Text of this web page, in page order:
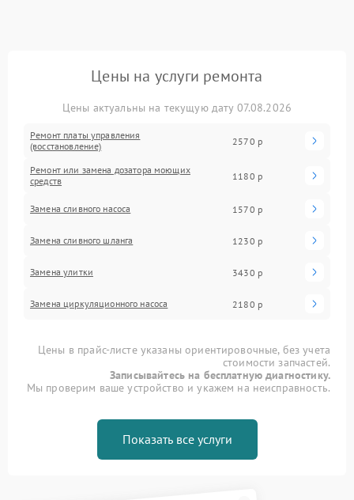
Цены на услуги ремонта
Цены актуальны на текущую дату 07.08.2026
Ремонт платы управления
(восстановление)
2570 р
Ремонт или замена дозатора моющих
средств
1180 р
Замена сливного насоса 1570 р
Замена сливного шланга 1230 р
Замена улитки 3430 р
Замена циркуляционного насоса 2180 р
Цены в прайс-листе указаны ориентировочные, без учета
стоимости запчастей.
Записывайтесь на бесплатную диагностику.
Мы проверим ваше устройство и укажем на неисправность.
Показать все услуги